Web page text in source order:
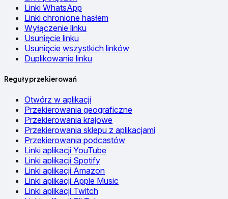
Linki WhatsApp
Linki chronione hasłem
Wyłączenie linku
Usunięcie linku
Usunięcie wszystkich linków
Duplikowanie linku
Reguły przekierowań
Otwórz w aplikacji
Przekierowania geograficzne
Przekierowania krajowe
Przekierowania sklepu z aplikacjami
Przekierowania podcastów
Linki aplikacji YouTube
Linki aplikacji Spotify
Linki aplikacji Amazon
Linki aplikacji Apple Music
Linki aplikacji Twitch